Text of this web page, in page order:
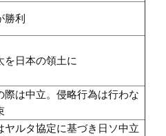
勝利
を日本の領土に
際は中立。侵略行為は行わな
ヤルタ協定に基づき日ソ中立